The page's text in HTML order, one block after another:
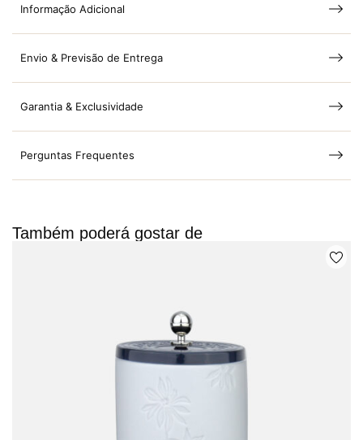
Informação Adicional
Envio & Previsão de Entrega
Garantia & Exclusividade
Perguntas Frequentes
Também poderá gostar de